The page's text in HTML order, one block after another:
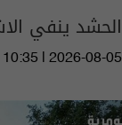
الحشد ينفي
10:35 | 2026-08-05